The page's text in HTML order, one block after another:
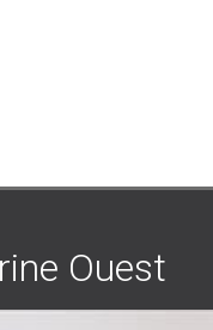
Ouest